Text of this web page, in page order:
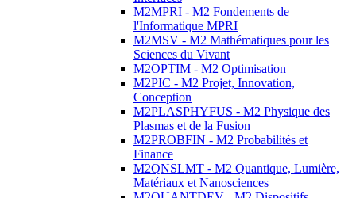
M2MPRI - M2 Fondements de
l'Informatique MPRI
M2MSV - M2 Mathématiques pour les
Sciences du Vivant
M2OPTIM - M2 Optimisation
M2PIC - M2 Projet, Innovation,
Conception
M2PLASPHYFUS - M2 Physique des
Plasmas et de la Fusion
M2PROBFIN - M2 Probabilités et
Finance
M2QNSLMT - M2 Quantique, Lumière,
Matériaux et Nanosciences